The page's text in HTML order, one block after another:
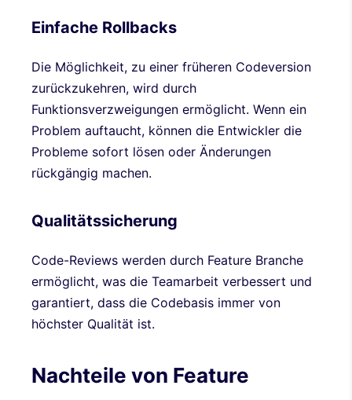
Einfache Rollbacks
Die Möglichkeit, zu einer früheren Codeversion
zurückzukehren, wird durch
Funktionsverzweigungen ermöglicht. Wenn ein
Problem auftaucht, können die Entwickler die
Probleme sofort lösen oder Änderungen
rückgängig machen.
Qualitätssicherung
Code-Reviews werden durch Feature Branche
ermöglicht, was die Teamarbeit verbessert und
garantiert, dass die Codebasis immer von
höchster Qualität ist.
Nachteile von Feature